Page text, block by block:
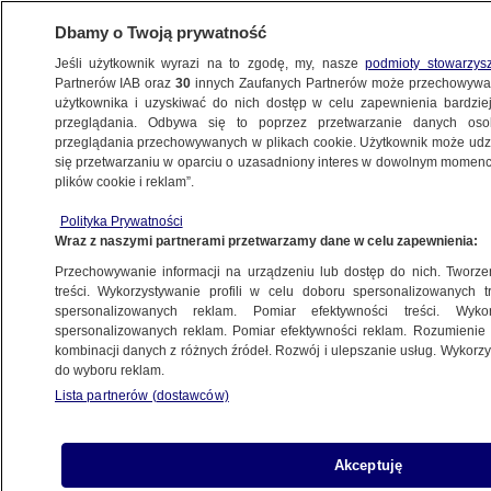
QUIZY
drodzy? Quiz
24.09.2025, 15:51
Udostępnij
Dbamy o Twoją prywatność
Jeśli użytkownik wyrazi na to zgodę, my, naszepodmioty
Partnerów IAB oraz30 innych Zaufanych Partnerów może
użytkownika i uzyskiwać do nich dostęp w celu zapewnienia
przeglądania. Odbywa się to poprzez przetwarzanie danych
przeglądania przechowywanych w plikach cookie. Użytkownik może
się przetwarzaniu w oparciu o uzasadniony interes w dowolnym
plików cookie i reklam”.
Polityka Prywatności
Wraz z naszymi partnerami przetwarzamy dane w celu zapewnienia:
Przechowywanie informacji na urządzeniu lub dostęp do nich.
treści. Wykorzystywanie profili w celu doboru spersonalizowanych
spersonalizowanych reklam. Pomiar efektywności treści.
spersonalizowanych reklam. Pomiar efektywności reklam.
kombinacji danych z różnych źródeł. Rozwój i ulepszanie usług.
do wyboru reklam.
Lista partnerów (dostawców)
Akceptuję